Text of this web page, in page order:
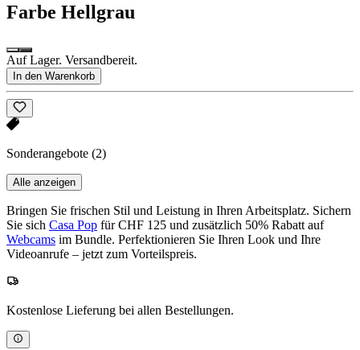
Farbe Hellgrau
Auf Lager. Versandbereit.
In den Warenkorb
Sonderangebote (2)
Alle anzeigen
Bringen Sie frischen Stil und Leistung in Ihren Arbeitsplatz. Sichern
Sie sich Casa Pop für CHF 125 und zusätzlich 50% Rabatt auf
Webcams im Bundle. Perfektionieren Sie Ihren Look und Ihre
Videoanrufe – jetzt zum Vorteilspreis.
Kostenlose Lieferung bei allen Bestellungen.